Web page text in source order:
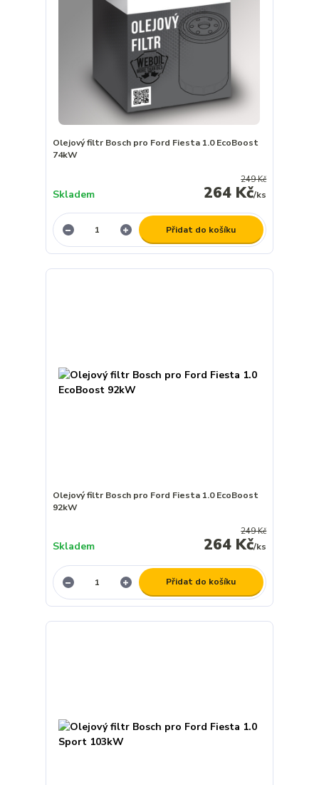
Olejový filtr Bosch pro Ford Fiesta 1.0 EcoBoost
74kW
249 Kč
264 Kč/ks
Skladem
Přidat do košíku
Olejový filtr Bosch pro Ford Fiesta 1.0 EcoBoost
92kW
249 Kč
264 Kč/ks
Skladem
Přidat do košíku